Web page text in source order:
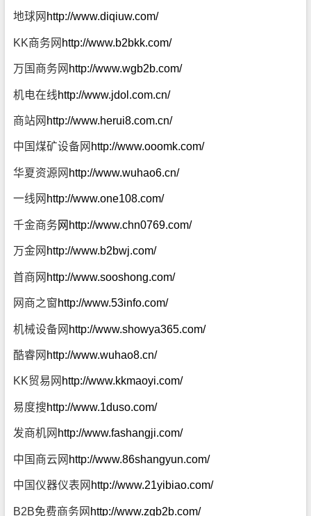
地球网 http://www.diqiuw.com/
KK商务网 http://www.b2bkk.com/
万国商务网 http://www.wgb2b.com/
机电在线http://www.jdol.com.cn/
商站网 http://www.herui8.com.cn/
中国煤矿设备网 http://www.ooomk.com/
华夏资源网 http://www.wuhao6.cn/
一线网 http://www.one108.com/
千金商务 网 http://www.chn0769.com/
万金网 http://www.b2bwj.com/
首商网 http://www.sooshong.com/
网商之窗http://www.53info.com/
机械设备网 http://www.showya365.com/
酷睿网 http://www.wuhao8.cn/
KK贸易网 http://www.kkmaoyi.com/
易度搜http://www.1duso.com/
发商机网 http://www.fashangji.com/
中国商云网 http://www.86shangyun.com/
中国仪器仪表网 http://www.21yibiao.com/
B2B免费商务网 http://www.zgb2b.com/